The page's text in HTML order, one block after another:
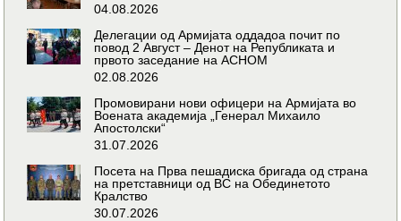
04.08.2026
Делегации од Армијата оддадоа почит по
повод 2 Август – Денот на Републиката и
првото заседание на АСНОМ
02.08.2026
Промовирани нови офицери на Армијата во
Воената академија „Генерал Михаило
Апостолски“
31.07.2026
Посета на Прва пешадиска бригада од страна
на претставници од ВС на Обединетото
Кралство
30.07.2026